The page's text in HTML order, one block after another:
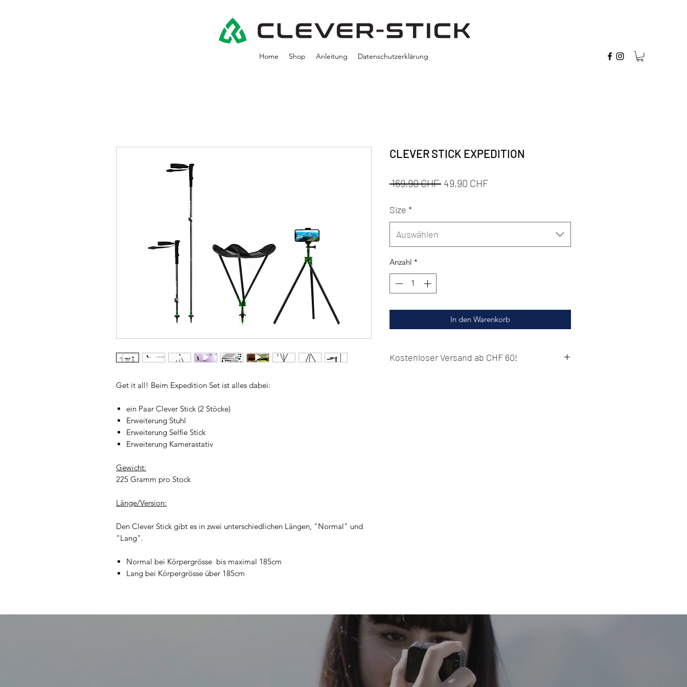
Home Shop Anleitung Datenschutzerklärung
Get it all! Beim Expedition Set ist alles dabei:
ein Paar Clever Stick (2 Stöcke)
Erweiterung Stuhl
Erweiterung Selfie Stick
Erweiterung Kamerastativ
Gewicht:
225 Gramm pro Stock
Länge/Version:
Den Clever Stick gibt es in zwei unterschiedlichen Längen, "Normal" und
"Lang".
Normal bei Körpergrösse bis maximal 185cm
Lang bei Körpergrösse über 185cm
CLEVER STICK EXPEDITION
169,90 CHF Standardpreis
49,90 CHFSale-
Size *
Auswählen
Anzahl *
In den Warenkorb
Kostenloser Versand ab CHF 60!